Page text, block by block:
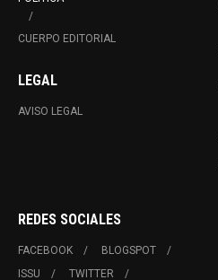
CUERPO EDITORIAL
LEGAL
AVISO LEGAL
REDES SOCIALES
FACEBOOK
BLOGSPOT
ISSU
TWITTER